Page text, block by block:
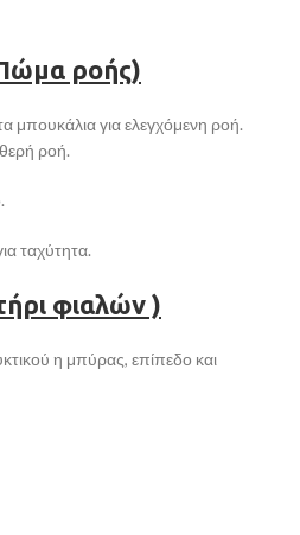
ροής)
μπουκάλια για ελεγχόμενη ροή.
ροή.
ταχύτητα.
φιαλών )
η μπύρας, επίπεδο και